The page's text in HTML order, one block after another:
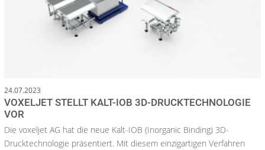
24.07.2023
VOXELJET STELLT KALT-IOB 3D-DRUCKTECHNOLOGIE
VOR
Die voxeljet AG hat die neue Kalt-IOB (Inorganic Binding) 3D-
Drucktechnologie präsentiert. Mit diesem einzigartigen Verfahren